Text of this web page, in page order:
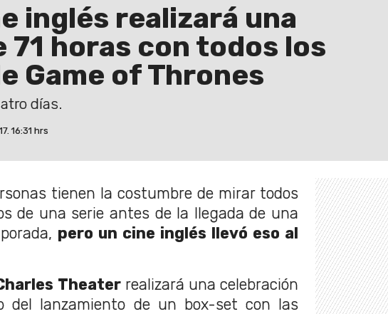
inglés realizará una
71 horas con todos los
Game of Thrones
días.
16:31 hrs
tienen la costumbre de mirar todos
de una serie antes de la llegada de una
pero un cine inglés llevó eso al
Theaterrealizará una celebración
del lanzamiento de un box-set con las